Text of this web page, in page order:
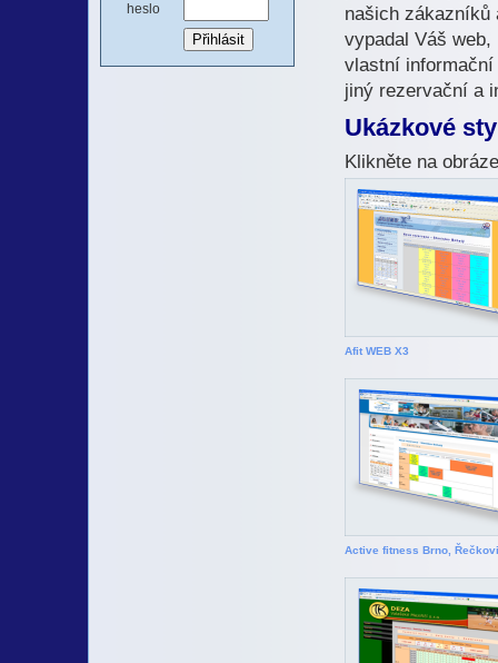
heslo
našich zákazníků
vypadal Váš
vlastní informační
jiný rezervační a
Ukázkové
Klikněte na
Afit WEB X3
Active fitness Brno,